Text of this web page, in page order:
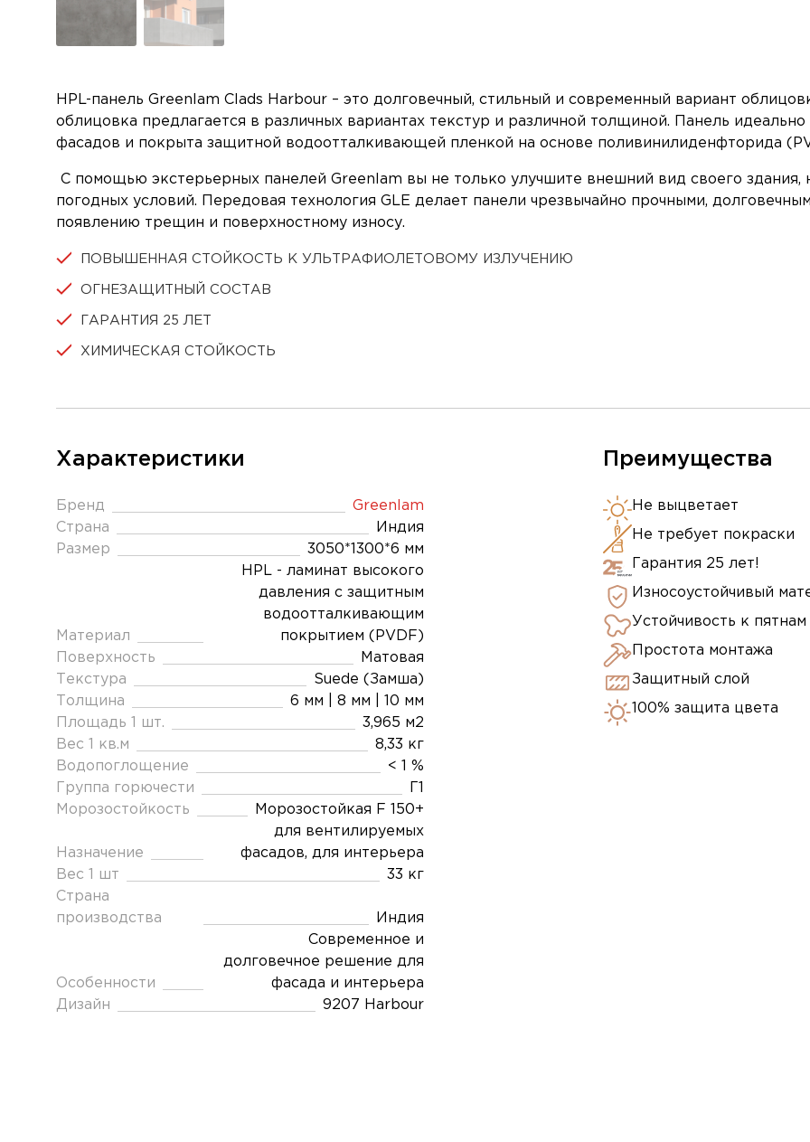
HPL-панель Greenlam Clads Harbour – это долговечный, стильный и современный вариант
облицовка предлагается в различных вариантах текстур и различной толщиной. Панель
фасадов и покрыта защитной водоотталкивающей пленкой на основе поливинилиденфторида
С помощью экстерьерных панелей Greenlam вы не только улучшите внешний вид своего здания,
погодных условий. Передовая технология GLE делает панели чрезвычайно прочными,
появлению трещин и поверхностному износу.
ПОВЫШЕННАЯ СТОЙКОСТЬ К УЛЬТРАФИОЛЕТОВОМУ ИЗЛУЧЕНИЮ
ОГНЕЗАЩИТНЫЙ СОСТАВ
ГАРАНТИЯ 25 ЛЕТ
ХИМИЧЕСКАЯ СТОЙКОСТЬ
Характеристики
Бренд
Greenlam
Страна
Индия
Размер
3050*1300*6 мм
Материал
HPL - ламинат высокого
давления с защитным
водоотталкивающим
покрытием (PVDF)
Поверхность
Матовая
Текстура
Suede (Замша)
Толщина
6 мм | 8 мм | 10 мм
Площадь 1 шт.
3,965 м2
Вес 1 кв.м
8,33 кг
Водопоглощение
< 1 %
Группа горючести
Г1
Морозостойкость
Морозостойкая F 150+
Назначение
для вентилируемых
фасадов, для интерьера
Вес 1 шт
33 кг
Страна
производства
Индия
Особенности
Современное и
долговечное решение для
фасада и интерьера
Дизайн
9207 Harbour
Преимущества
Не выцветает
Не требует покраски
Гарантия 25 лет!
Износоустойчивый
Устойчивость к пятнам
Простота монтажа
Защитный слой
100% защита цвета